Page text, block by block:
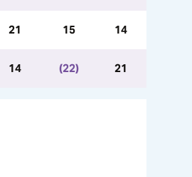
21 15 14
14 (22) 21